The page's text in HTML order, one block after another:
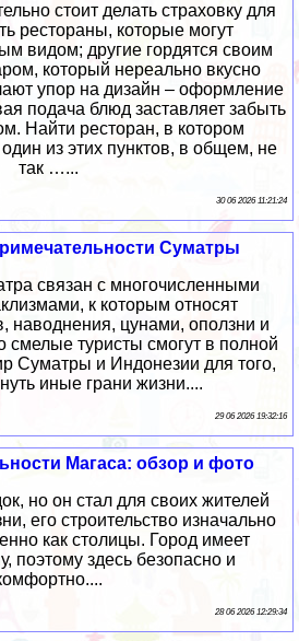
стоит делать страховку для
рестораны, которые могут
видом; другие гордятся своим
который нереально вкусно
упор на дизайн – оформление
подача блюд заставляет забыть
Найти ресторан, в котором
один из этих пунктов, в общем, не
так …...
30 06 2026 11:21:24
Суматры
связан с многочисленными
к которым относят
наводнения, цунами, оползни и
смелые туристы смогут в полной
Суматры и Индонезии для того,
иные грани жизни....
29 06 2026 19:32:16
Магаса: обзор и фото
но он стал для своих жителей
его строительство изначально
как столицы. Город имеет
поэтому здесь безопасно и
28 06 2026 12:29:34